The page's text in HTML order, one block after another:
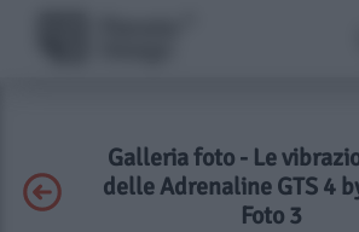
Galleria foto - Le
delle Adrenaline GTS 4
Foto 3